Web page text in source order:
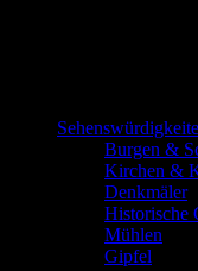
Burgen &
Kirchen &
Denkmäler
Historische
Mühlen
Gipfel